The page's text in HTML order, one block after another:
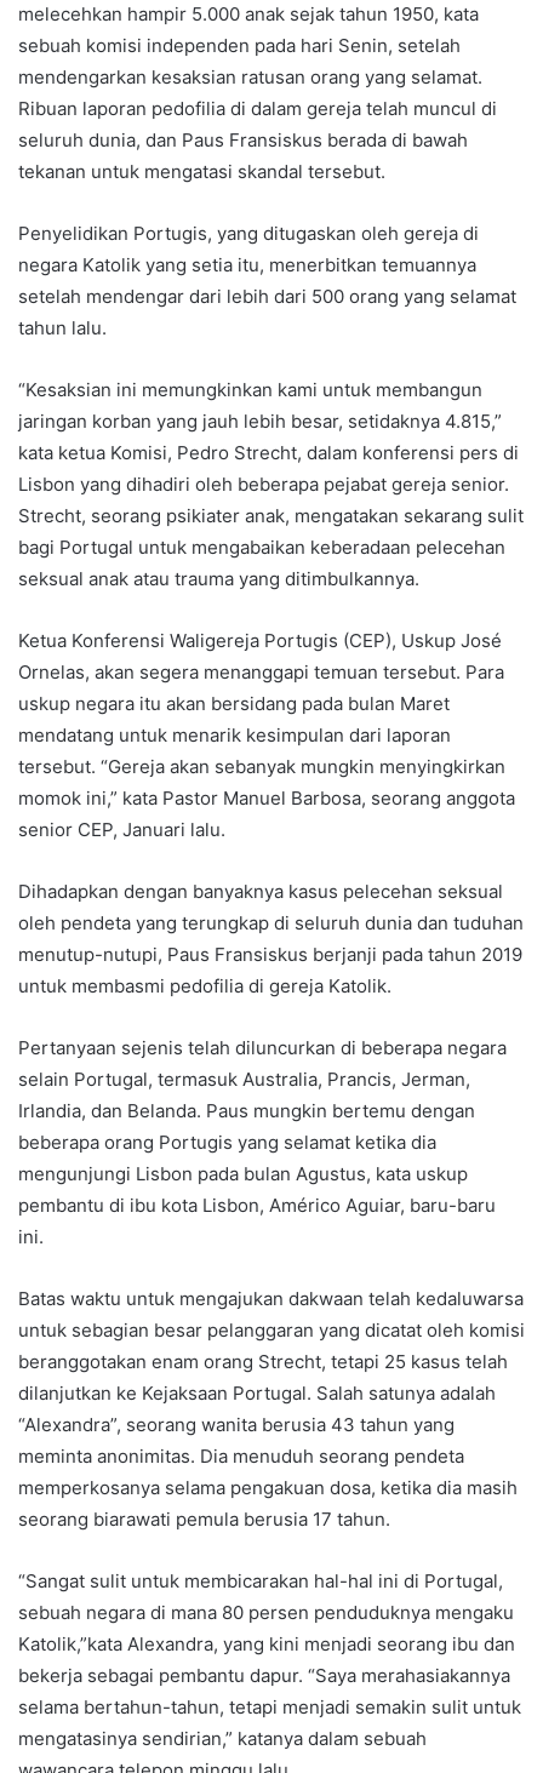
melecehkan hampir 5.000 anak sejak tahun 1950, kata
sebuah komisi independen pada hari Senin, setelah
mendengarkan kesaksian ratusan orang yang selamat.
Ribuan laporan pedofilia di dalam gereja telah muncul di
seluruh dunia, dan Paus Fransiskus berada di bawah
tekanan untuk mengatasi skandal tersebut.
Penyelidikan Portugis, yang ditugaskan oleh gereja di
negara Katolik yang setia itu, menerbitkan temuannya
setelah mendengar dari lebih dari 500 orang yang selamat
tahun lalu.
“Kesaksian ini memungkinkan kami untuk membangun
jaringan korban yang jauh lebih besar, setidaknya 4.815,”
kata ketua Komisi, Pedro Strecht, dalam konferensi pers di
Lisbon yang dihadiri oleh beberapa pejabat gereja senior.
Strecht, seorang psikiater anak, mengatakan sekarang sulit
bagi Portugal untuk mengabaikan keberadaan pelecehan
seksual anak atau trauma yang ditimbulkannya.
Ketua Konferensi Waligereja Portugis (CEP), Uskup José
Ornelas, akan segera menanggapi temuan tersebut. Para
uskup negara itu akan bersidang pada bulan Maret
mendatang untuk menarik kesimpulan dari laporan
tersebut. “Gereja akan sebanyak mungkin menyingkirkan
momok ini,” kata Pastor Manuel Barbosa, seorang anggota
senior CEP, Januari lalu.
Dihadapkan dengan banyaknya kasus pelecehan seksual
oleh pendeta yang terungkap di seluruh dunia dan tuduhan
menutup-nutupi, Paus Fransiskus berjanji pada tahun 2019
untuk membasmi pedofilia di gereja Katolik.
Pertanyaan sejenis telah diluncurkan di beberapa negara
selain Portugal, termasuk Australia, Prancis, Jerman,
Irlandia, dan Belanda. Paus mungkin bertemu dengan
beberapa orang Portugis yang selamat ketika dia
mengunjungi Lisbon pada bulan Agustus, kata uskup
pembantu di ibu kota Lisbon, Américo Aguiar, baru-baru
ini.
Batas waktu untuk mengajukan dakwaan telah kedaluwarsa
untuk sebagian besar pelanggaran yang dicatat oleh komisi
beranggotakan enam orang Strecht, tetapi 25 kasus telah
dilanjutkan ke Kejaksaan Portugal. Salah satunya adalah
“Alexandra”, seorang wanita berusia 43 tahun yang
meminta anonimitas. Dia menuduh seorang pendeta
memperkosanya selama pengakuan dosa, ketika dia masih
seorang biarawati pemula berusia 17 tahun.
“Sangat sulit untuk membicarakan hal-hal ini di Portugal,
sebuah negara di mana 80 persen penduduknya mengaku
Katolik,”kata Alexandra, yang kini menjadi seorang ibu dan
bekerja sebagai pembantu dapur. “Saya merahasiakannya
selama bertahun-tahun, tetapi menjadi semakin sulit untuk
mengatasinya sendirian,” katanya dalam sebuah